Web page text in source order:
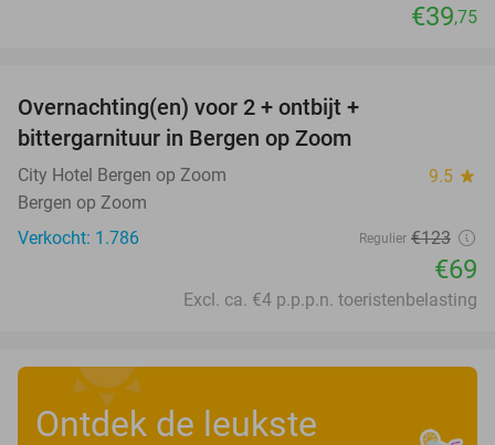
€39,75
Overnachting(en) voor 2 + ontbijt +
bittergarnituur in Bergen op Zoom
City Hotel Bergen op Zoom 9.5 star
Bergen op Zoom
Verkocht: 1.786
Regulier €123
€69
Excl. ca. €4 p.p.p.n. toeristenbelasting
Ontdek de leukste